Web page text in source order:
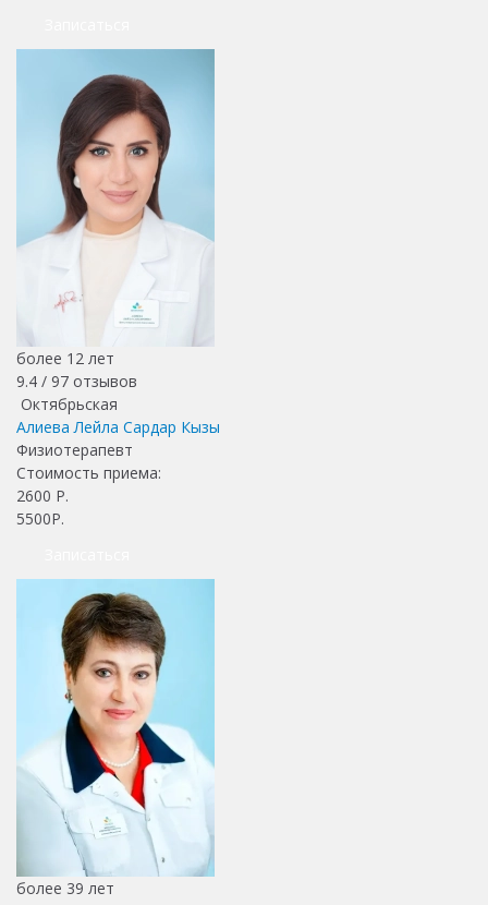
более 12 лет
9.4 / 97 отзывов
Октябрьская
Алиева Лейла Сардар Кызы
Физиотерапевт
Стоимость приема:
2600 Р.
5500Р.
более 39 лет